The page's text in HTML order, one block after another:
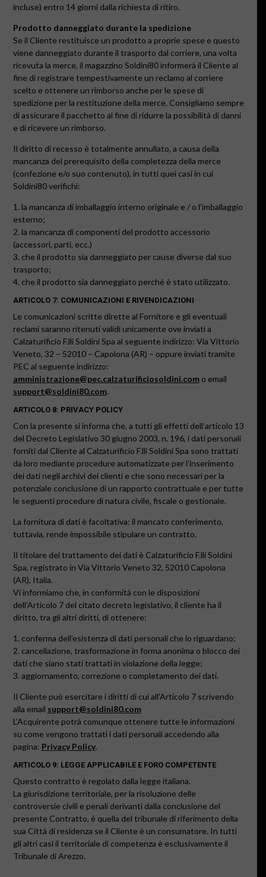
incluse) entro 14 giorni dalla richiesta di ritiro.
Prodotto danneggiato durante la spedizione
Se il Cliente restituisce un prodotto a proprie spese e questo
viene danneggiato durante il trasporto dal corriere, una volta
ricevuta la merce, il magazzino Soldini80 informerà il Cliente al
fine di registrare tempestivamente un reclamo al corriere
scelto e ottenere un rimborso anche per le spese di
spedizione per la restituzione della merce. Consigliamo sempre
di assicurare il pacchetto al fine di ridurre la possibilità di danni
e di ricevere un rimborso.
Il diritto di recesso è totalmente annullato, a causa della
mancanza del prerequisito della completezza della merce
(confezione e/o suo contenuto), in tutti quei casi in cui
Soldini80 verifichi:
1. la mancanza di imballaggio interno originale e / o l’imballaggio
esterno;
2. la mancanza di componenti del prodotto accessorio
(accessori, parti, ecc.)
3. che il prodotto sia danneggiato per cause diverse dal suo
trasporto;
4. che il prodotto sia danneggiato perché è stato utilizzato.
ARTICOLO 7: COMUNICAZIONI E RIVENDICAZIONI
Le comunicazioni scritte dirette al Fornitore e gli eventuali
reclami saranno ritenuti validi unicamente ove inviati a
Calzaturificio F.lli Soldini Spa al seguente indirizzo: Via Vittorio
Veneto, 32 – 52010 – Capolona (AR) – oppure inviati tramite
PEC al seguente indirizzo:
amministrazione@pec.calzaturificiosoldini.com o email
support@soldini80.com.
ARTICOLO 8: PRIVACY POLICY
Con la presente si informa che, a tutti gli effetti dell’articolo 13
del Decreto Legislativo 30 giugno 2003, n. 196, i dati personali
forniti dal Cliente al Calzaturificio F.lli Soldini Spa sono trattati
da loro mediante procedure automatizzate per l’inserimento
dei dati negli archivi dei clienti e che sono necessari per la
potenziale conclusione di un rapporto contrattuale e per tutte
le seguenti procedure di natura civile, fiscale o gestionale.
La fornitura di dati è facoltativa: il mancato conferimento,
tuttavia, rende impossibile stipulare un contratto.
Il titolare del trattamento dei dati è Calzaturificio F.lli Soldini
Spa, registrato in Via Vittorio Veneto 32, 52010 Capolona
(AR), Italia.
Vi informiamo che, in conformità con le disposizioni
dell’Articolo 7 del citato decreto legislativo, il cliente ha il
diritto, tra gli altri diritti, di ottenere:
1. conferma dell’esistenza di dati personali che lo riguardano;
2. cancellazione, trasformazione in forma anonima o blocco dei
dati che siano stati trattati in violazione della legge;
3. aggiornamento, correzione o completamento dei dati.
Il Cliente può esercitare i diritti di cui all’Articolo 7 scrivendo
alla email support@soldini80.com
L’Acquirente potrà comunque ottenere tutte le informazioni
su come vengono trattati i dati personali accedendo alla
pagina: Privacy Policy.
ARTICOLO 9: LEGGE APPLICABILE E FORO COMPETENTE
Questo contratto è regolato dalla legge italiana.
La giurisdizione territoriale, per la risoluzione delle
controversie civili e penali derivanti dalla conclusione del
presente Contratto, è quella del tribunale di riferimento della
sua Città di residenza se il Cliente è un consumatore. In tutti
gli altri casi il territoriale di competenza è esclusivamente il
Tribunale di Arezzo.